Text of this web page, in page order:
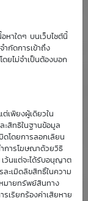
หาใดๆ บนเว็บไซต์นี้
กัดการเข้าถึง
ดยไม่จำเป็นต้องบอก
เพียงผู้เดียวใน
ะสิทธิในฐานข้อมูล
ดโดยการลอกเลียน
การโฆษณาด้วยวิธี
ว้นแต่จะได้รับอนุญาต
ะเมิดลิขสิทธิ์ในความ
มายทรัพย์สินทาง
เรียกร้องค่าเสียหาย